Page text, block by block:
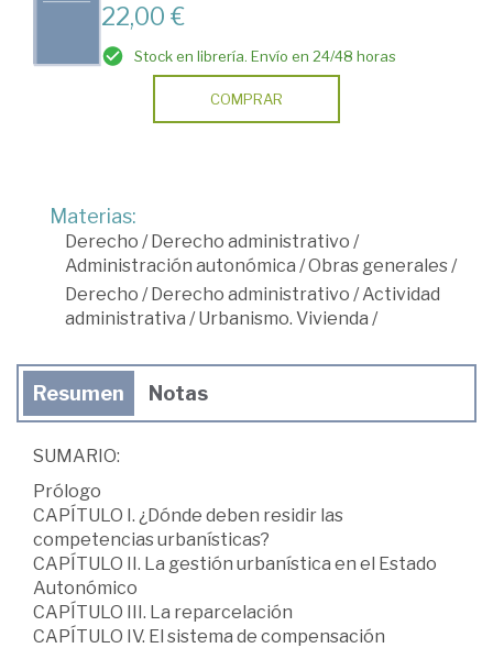
22,00 €
Stock en librería. Envío en 24/48 horas
COMPRAR
Materias:
Derecho /Derecho administrativo /
Administración autonómica /Obras generales /
Derecho /Derecho administrativo /Actividad
administrativa /Urbanismo. Vivienda /
Resumen Notas
SUMARIO:
Prólogo
CAPÍTULO I. ¿Dónde deben residir las
competencias urbanísticas?
CAPÍTULO II. La gestión urbanística en el Estado
Autonómico
CAPÍTULO III. La reparcelación
CAPÍTULO IV. El sistema de compensación